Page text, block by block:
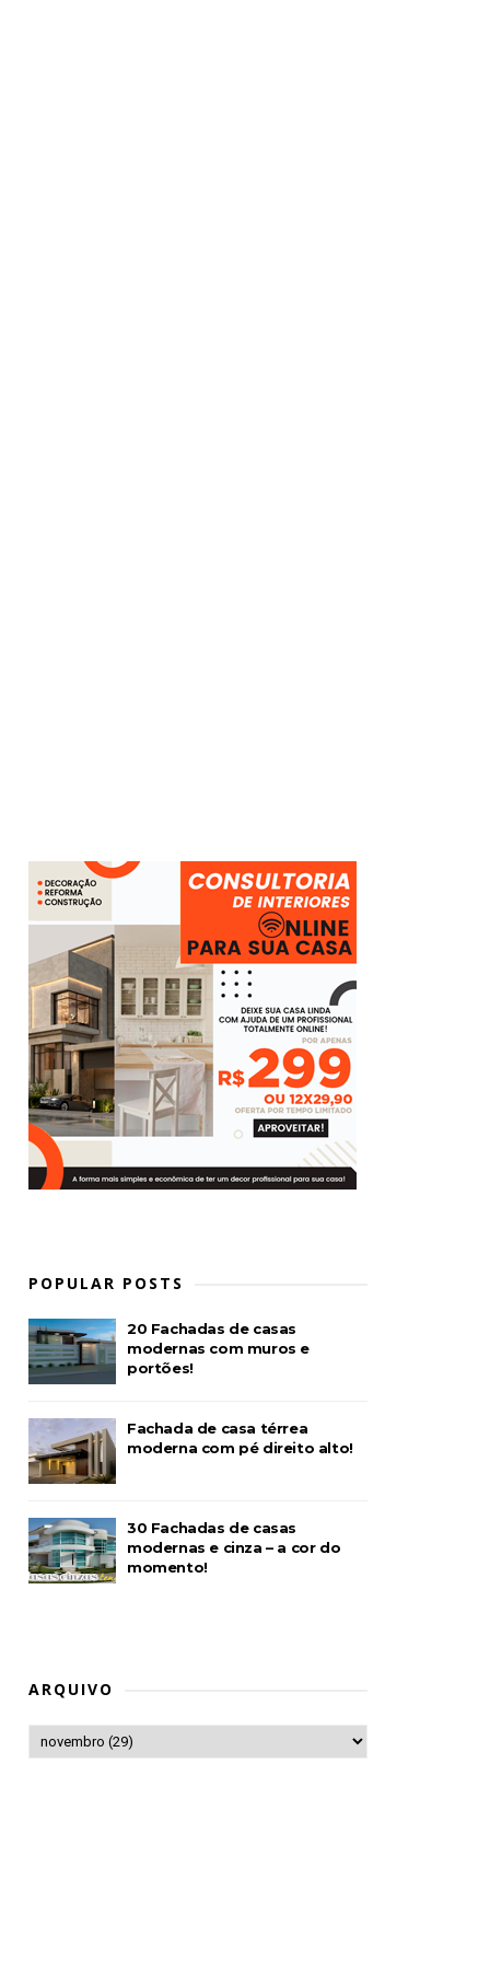
POPULAR POSTS
20 Fachadas de casas
modernas com muros e
portões!
Fachada de casa térrea
moderna com pé direito alto!
30 Fachadas de casas
modernas e cinza – a cor do
momento!
ARQUIVO